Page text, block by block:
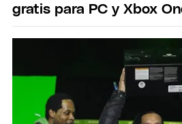
gratis para PC y Xbox